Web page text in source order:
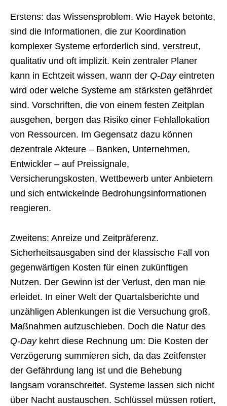
Erstens: das Wissensproblem. Wie Hayek betonte,
sind die Informationen, die zur Koordination
komplexer Systeme erforderlich sind, verstreut,
qualitativ und oft implizit. Kein zentraler Planer
kann in Echtzeit wissen, wann der Q-Dayeintreten
wird oder welche Systeme am stärksten gefährdet
sind. Vorschriften, die von einem festen Zeitplan
ausgehen, bergen das Risiko einer Fehlallokation
von Ressourcen. Im Gegensatz dazu können
dezentrale Akteure – Banken, Unternehmen,
Entwickler – auf Preissignale,
Versicherungskosten, Wettbewerb unter Anbietern
und sich entwickelnde Bedrohungsinformationen
reagieren.
Zweitens: Anreize und Zeitpräferenz.
Sicherheitsausgaben sind der klassische Fall von
gegenwärtigen Kosten für einen zukünftigen
Nutzen. Der Gewinn ist der Verlust, den man nie
erleidet. In einer Welt der Quartalsberichte und
unzähligen Ablenkungen ist die Versuchung groß,
Maßnahmen aufzuschieben. Doch die Natur des
Q-Daykehrt diese Rechnung um: Die Kosten der
Verzögerung summieren sich, da das Zeitfenster
der Gefährdung lang ist und die Behebung
langsam voranschreitet. Systeme lassen sich nicht
über Nacht austauschen. Schlüssel müssen rotiert,